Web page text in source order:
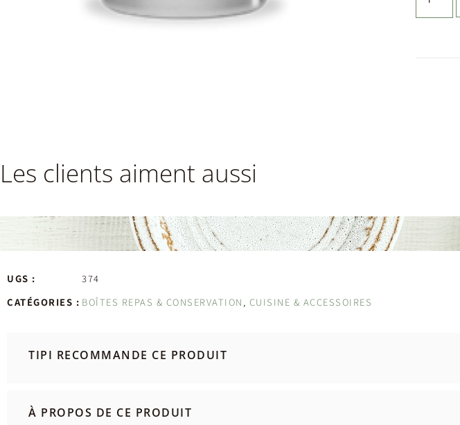
Les clients aiment aussi
UGS :
374
CATÉGORIES : BOÎTES REPAS & CONSERVATION , CUISINE & ACCESSOIRES
TIPI RECOMMANDE CE PRODUIT
À PROPOS DE CE PRODUIT